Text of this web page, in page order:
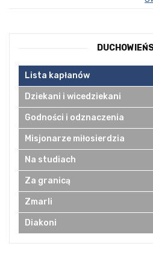
Lista kapłanów
Dziekani i wicedziekani
Godności i odznaczenia
Misjonarze miłosierdzia
Na studiach
Za granicą
Zmarli
Diakoni